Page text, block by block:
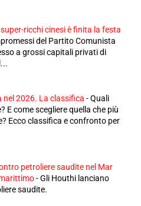
ricchi cinesi è finita la festa
del Partito Comunista
a grossi capitali privati di
nel 2026. La classifica -Quali
E come scegliere quella che più
Ecco classifica e confronto per
petroliere saudite nel Mar
-Gli Houthi lanciano
saudite.